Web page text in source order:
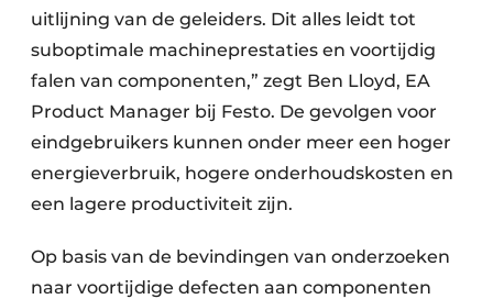
uitlijning van de geleiders. Dit alles leidt tot
suboptimale machineprestaties en voortijdig
falen van componenten,” zegt Ben Lloyd, EA
Product Manager bij Festo. De gevolgen voor
eindgebruikers kunnen onder meer een hoger
energieverbruik, hogere onderhoudskosten en
een lagere productiviteit zijn.
Op basis van de bevindingen van onderzoeken
naar voortijdige defecten aan componenten